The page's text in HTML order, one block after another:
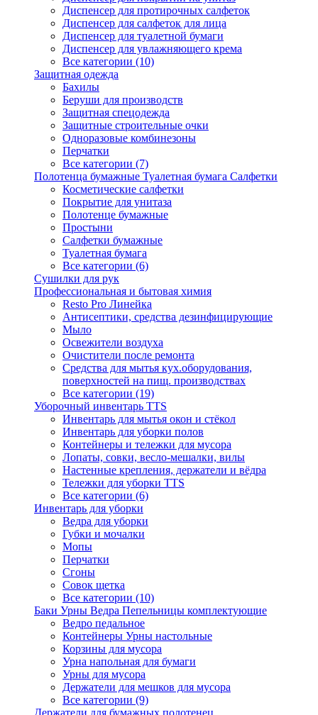
Диспенсер для протирочных салфеток
Диспенсер для салфеток для лица
Диспенсер для туалетной бумаги
Диспенсер для увлажняющего крема
Все категории (10)
Защитная одежда
Бахилы
Беруши для производств
Защитная спецодежда
Защитные строительные очки
Одноразовые комбинезоны
Перчатки
Все категории (7)
Полотенца бумажные Туалетная бумага Салфетки
Косметические салфетки
Покрытие для унитаза
Полотенце бумажные
Простыни
Салфетки бумажные
Туалетная бумага
Все категории (6)
Сушилки для рук
Профессиональная и бытовая химия
Resto Pro Линейка
Антисептики, средства дезинфицирующие
Мыло
Освежители воздуха
Очистители после ремонта
Средства для мытья кух.оборудования,
поверхностей на пищ. производствах
Все категории (19)
Уборочный инвентарь TTS
Инвентарь для мытья окон и стёкол
Инвентарь для уборки полов
Контейнеры и тележки для мусора
Лопаты, совки, весло-мешалки, вилы
Настенные крепления, держатели и вёдра
Тележки для уборки TTS
Все категории (6)
Инвентарь для уборки
Ведра для уборки
Губки и мочалки
Мопы
Перчатки
Сгоны
Совок щетка
Все категории (10)
Баки Урны Ведра Пепельницы комплектующие
Ведро педальное
Контейнеры Урны настольные
Корзины для мусора
Урна напольная для бумаги
Урны для мусора
Держатели для мешков для мусора
Все категории (9)
Держатели для бумажных полотенец